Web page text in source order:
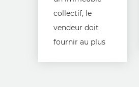
collectif, le
vendeur doit
fournir au plus